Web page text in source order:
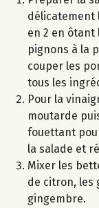
délicatement
en 2 en ôtant
pignons à la
couper les
tous les
Pour la
moutarde
fouettant
la salade et
Mixer les
de citron, les
gingembre.